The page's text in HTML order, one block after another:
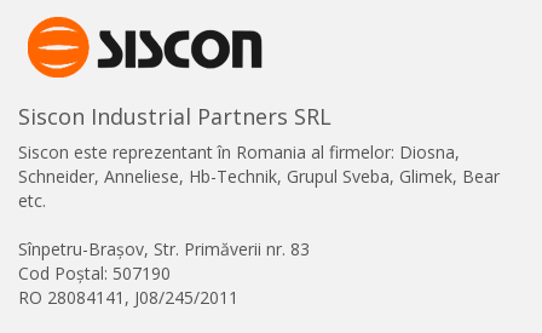
Siscon Industrial Partners SRL
Siscon este reprezentant în Romania al firmelor: Diosna,
Schneider, Anneliese, Hb-Technik, Grupul Sveba, Glimek, Bear
etc.
Sînpetru-Brașov, Str. Primăverii nr. 83
Cod Poștal: 507190
RO 28084141, J08/245/2011